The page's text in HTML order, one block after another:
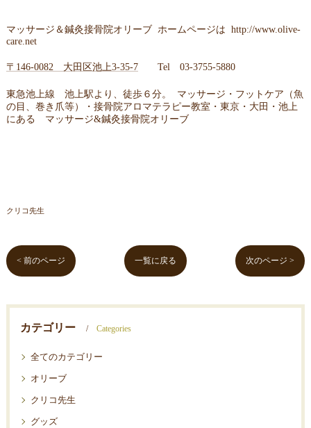
マッサージ＆鍼灸接骨院オリーブ ホームページは http://www.olive-
care.net
〒146-0082 大田区池上3-35-7Tel 03-3755-5880
東急池上線 池上駅より、徒歩６分。 マッサージ・フットケア（魚
の目、巻き爪等）・接骨院アロマテラピー教室・東京・大田・池上
にある マッサージ&鍼灸接骨院オリーブ
クリコ先生
< 前のページ 一覧に戻る 次のページ >
カテゴリー Categories
全てのカテゴリー
オリーブ
クリコ先生
グッズ